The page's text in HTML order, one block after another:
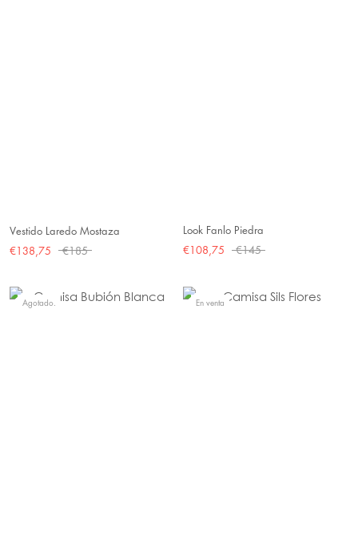
Vestido Laredo Mostaza
€138,75
€185
Look Fanlo Piedra
€108,75
€145
Agotado. En venta